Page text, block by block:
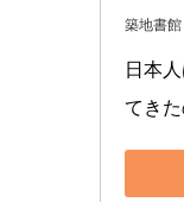
築地書館
日本
てき